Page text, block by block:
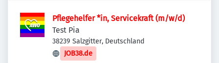
Pflegehelfer *in, Servicekraft (m/w/d)
Test Pia
38239 Salzgitter, Deutschland
JOB38.de